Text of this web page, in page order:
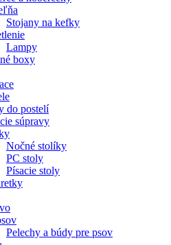
Stojany na kefky
Lampy
boxy
do postelí
súpravy
Nočné stolíky
PC stoly
Písacie stoly
Pelechy a búdy pre psov